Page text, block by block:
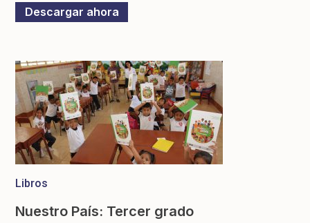
Descargar ahora
Libros
Nuestro País: Tercer grado